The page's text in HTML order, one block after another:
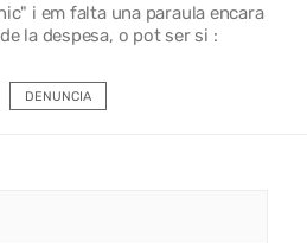
i em falta una paraula encara
la despesa, o pot ser si :
DENUNCIA